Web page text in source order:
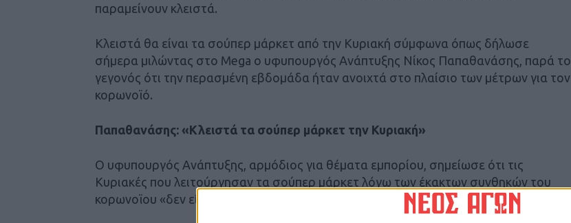
παραμείνουν κλειστά.
Κλειστά θα είναι τα σούπερ μάρκετ από την Κυριακή σύμφωνα όπως δήλωσε
σήμερα μιλώντας στο Mega ο υφυπουργός Ανάπτυξης Νίκος Παπαθανάσης, παρά το
γεγονός ότι την περασμένη εβδομάδα ήταν ανοιχτά στο πλαίσιο των μέτρων για τον
κορωνοϊό.
Παπαθανάσης: «Κλειστά τα σούπερ μάρκετ την Κυριακή»
Ο υφυπουργός Ανάπτυξης, αρμόδιος για θέματα εμπορίου, σημείωσε ότι τις
Κυριακές που λειτούργησαν τα σούπερ μάρκετ λόγω των έκακτων συνθηκών του
κορωνοϊου «δεν είχαν κίνηση. Συνεπώς δεν υπάρχει λόγος να λειτουργούν».